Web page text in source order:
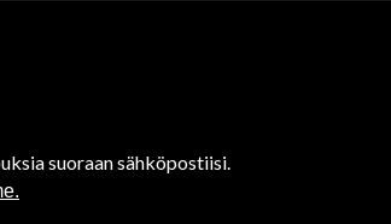
suoraan sähköpostiisi.